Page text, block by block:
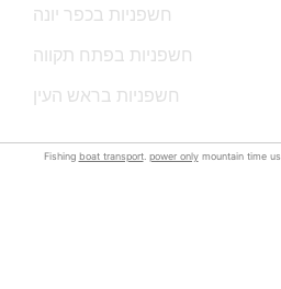
חשפניות בכפר יונה
חשפניות בפתח תקווה
חשפניות בראש העין
Fishing boat transport. power onlymountain time us.